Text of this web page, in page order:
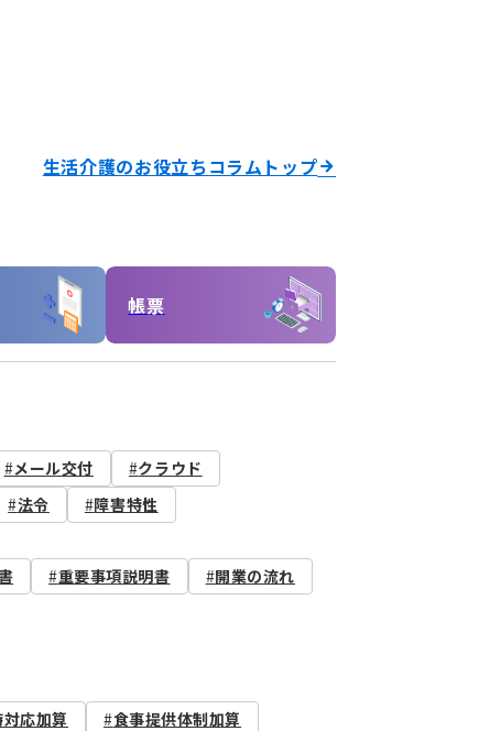
生活介護のお役立ちコラムトップ
帳票
メール交付
クラウド
法令 障害特性
重要事項説明書 開業の流れ
応加算
食事提供体制加算